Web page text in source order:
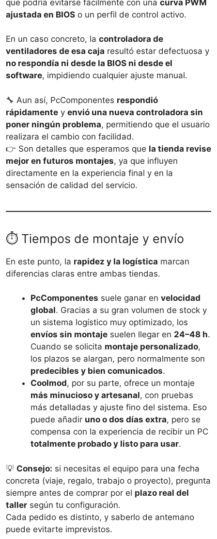
que podría evitarse fácilmente con una curva PWM
ajustada en BIOS o un perfil de control activo.
En un caso concreto, la controladora de
ventiladores de esa caja resultó estar defectuosa y
no respondía ni desde la BIOS ni desde el
software, impidiendo cualquier ajuste manual.
🔧 Aun así, PcComponentes respondió
rápidamente y envió una nueva controladora sin
poner ningún problema, permitiendo que el usuario
realizara el cambio con facilidad.
👉 Son detalles que esperamos que la tienda revise
mejor en futuros montajes, ya que influyen
directamente en la experiencia final y en la
sensación de calidad del servicio.
⏱️ Tiempos de montaje y envío
En este punto, la rapidez y la logística marcan
diferencias claras entre ambas tiendas.
PcComponentes suele ganar en velocidad
global. Gracias a su gran volumen de stock y
un sistema logístico muy optimizado, los
envíos sin montaje suelen llegar en 24–48 h.
Cuando se solicita montaje personalizado,
los plazos se alargan, pero normalmente son
predecibles y bien comunicados.
Coolmod, por su parte, ofrece un montaje
más minucioso y artesanal, con pruebas
más detalladas y ajuste fino del sistema. Eso
puede añadir uno o dos días extra, pero se
compensa con la experiencia de recibir un PC
totalmente probado y listo para usar.
💡 Consejo: si necesitas el equipo para una fecha
concreta (viaje, regalo, trabajo o proyecto), pregunta
siempre antes de comprar por el plazo real del
taller según tu configuración.
Cada pedido es distinto, y saberlo de antemano
puede evitarte imprevistos.